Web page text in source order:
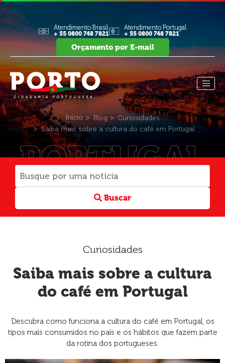
Atendimento Brasil
+ 55 0800 748 7821
Atendimento Portugal
+ 55 0800 748 7821
Orçamento por E-mail
Início Blog
Curiosidades
Saiba mais sobre a cultura do café em Portugal
PORTUGAL
Buscar
Curiosidades
Saiba mais sobre a cultura
do café em Portugal
Descubra como funciona a cultura do café em Portugal, os
tipos mais consumidos no país e os hábitos que fazem parte
da rotina dos portugueses.